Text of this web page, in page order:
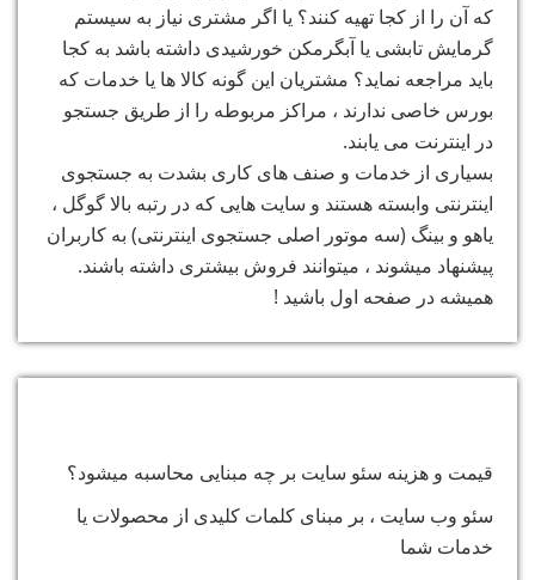
که آن را از کجا تهیه کنند؟ یا اگر مشتری نیاز به سیستم
گرمایش تابشی یا آبگرمکن خورشیدی داشته باشد به کجا
باید مراجعه نماید؟ مشتریان این گونه کالا ها یا خدمات که
بورس خاصی ندارند ، مراکز مربوطه را از طریق جستجو
در اینترنت می یابند.
بسیاری از خدمات و صنف های کاری بشدت به جستجوی
اینترنتی وابسته هستند و سایت هایی که در رتبه بالا گوگل ،
یاهو و بینگ (سه موتور اصلی جستجوی اینترنتی) به کاربران
پیشنهاد میشوند ، میتوانند فروش بیشتری داشته باشند.
همیشه در صفحه اول باشید !
قیمت و هزینه سئو سایت بر چه مبنایی محاسبه میشود؟
سئو وب سایت ، بر مبنای کلمات کلیدی از محصولات یا
خدمات شما